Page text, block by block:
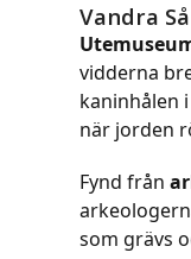
Vandra
vidderna
kaninhålen
när jorden
Fynd från
som grävs